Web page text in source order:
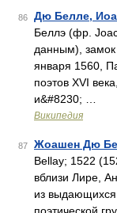
86 Дю Белле,
Беллэ (фр.
данным),
января 1560,
поэтов XVI
и&#8230; …
Википедия
87 Жоашен Дю
Bellay; 1522
вблизи Лире,
из выдающихся